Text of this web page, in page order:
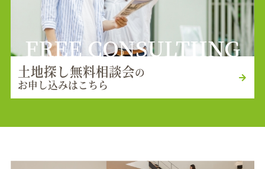
FREE CONSULTIING
土地探し無料相談会の
お申し込みはこちら